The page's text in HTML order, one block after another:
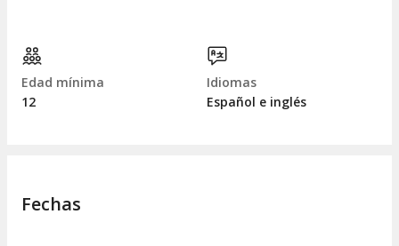
Edad mínima
12
Idiomas
Español e inglés
Fechas